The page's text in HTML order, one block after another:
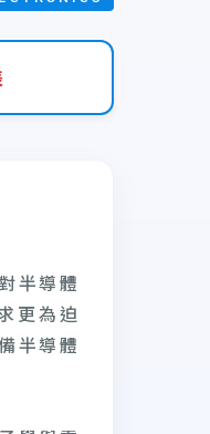
半導體
更為迫
半導體